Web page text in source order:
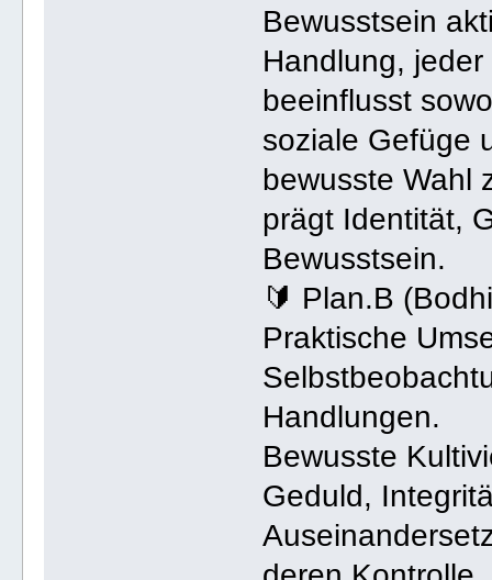
Bewusstsein
Handlung,
beeinflusst
soziale Gefüge
bewusste Wahl
prägt Identität,
Bewusstsein.
🔰 Plan.B
Praktische
Handlungen.
Bewusste
Geduld,